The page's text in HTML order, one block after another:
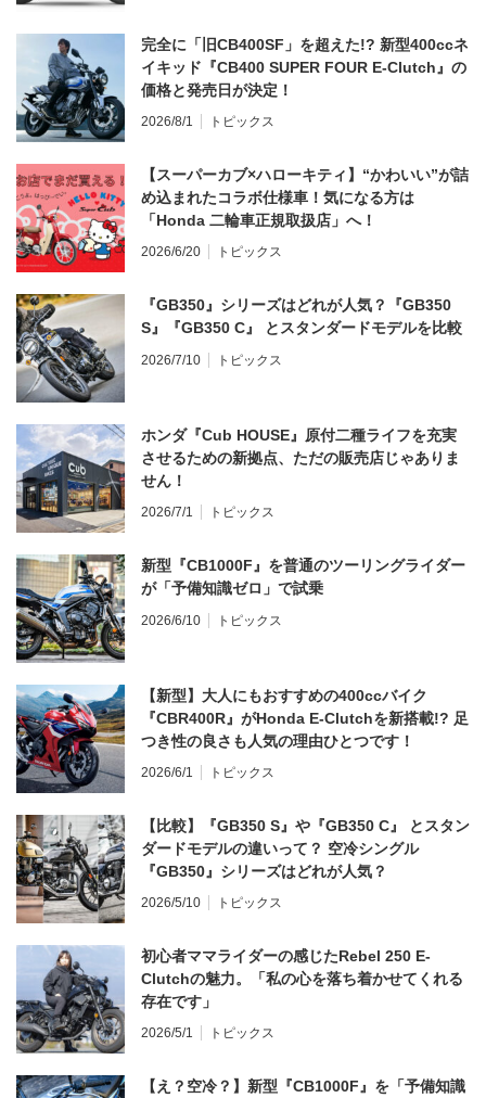
完全に「旧CB400SF」を超えた!? 新型400ccネ
イキッド『CB400 SUPER FOUR E-Clutch』の
価格と発売日が決定！
2026/8/1 トピックス
【スーパーカブ×ハローキティ】“かわいい”が詰
め込まれたコラボ仕様車！気になる方は
「Honda 二輪車正規取扱店」へ！
2026/6/20 トピックス
『GB350』シリーズはどれが人気？『GB350
S』『GB350 C』 とスタンダードモデルを比較
2026/7/10 トピックス
ホンダ『Cub HOUSE』原付二種ライフを充実
させるための新拠点、ただの販売店じゃありま
せん！
2026/7/1 トピックス
新型『CB1000F』を普通のツーリングライダー
が「予備知識ゼロ」で試乗
2026/6/10 トピックス
【新型】大人にもおすすめの400ccバイク
『CBR400R』がHonda E-Clutchを新搭載!? 足
つき性の良さも人気の理由ひとつです！
2026/6/1 トピックス
【比較】『GB350 S』や『GB350 C』 とスタン
ダードモデルの違いって？ 空冷シングル
『GB350』シリーズはどれが人気？
2026/5/10 トピックス
初心者ママライダーの感じたRebel 250 E-
Clutchの魅力。「私の心を落ち着かせてくれる
存在です」
2026/5/1 トピックス
【え？空冷？】新型『CB1000F』を「予備知識